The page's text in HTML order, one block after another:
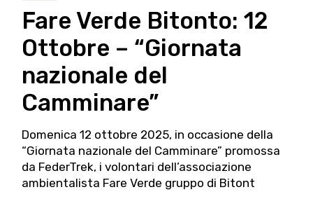
Fare Verde Bitonto: 12
Ottobre – “Giornata
nazionale del
Camminare”
Domenica 12 ottobre 2025, in occasione della
“Giornata nazionale del Camminare” promossa
da FederTrek, i volontari dell’associazione
ambientalista Fare Verde gruppo di Bitont